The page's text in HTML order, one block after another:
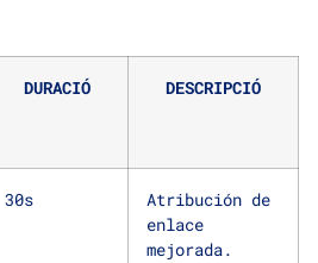
DURACIÓ DESCRIPCIÓ
30s
Atribución de
enlace
mejorada.